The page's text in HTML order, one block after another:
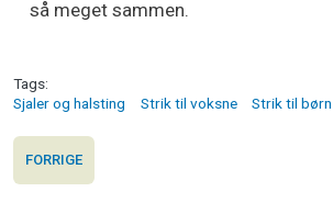
så meget sammen.
Tags
Sjaler og halsting
Strik til voksne Strik til børn
FORRIGE